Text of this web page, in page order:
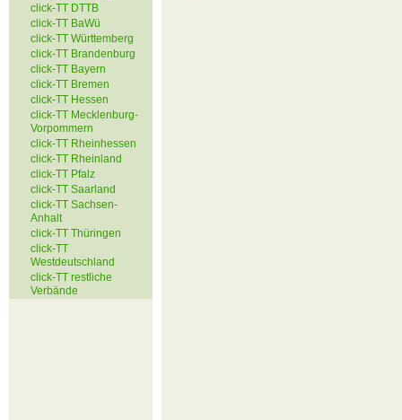
click-TT DTTB
click-TT BaWü
click-TT Württemberg
click-TT Brandenburg
click-TT Bayern
click-TT Bremen
click-TT Hessen
click-TT Mecklenburg-
Vorpommern
click-TT Rheinhessen
click-TT Rheinland
click-TT Pfalz
click-TT Saarland
click-TT Sachsen-
Anhalt
click-TT Thüringen
click-TT
Westdeutschland
click-TT restliche
Verbände